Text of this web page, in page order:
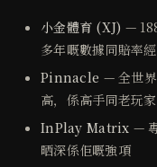
小金體育 (XJ) —
多年嘅數據同賠率
Pinnacle — 全世
高，係高手同老玩
InPlay Matrix —
晒深係佢嘅強項